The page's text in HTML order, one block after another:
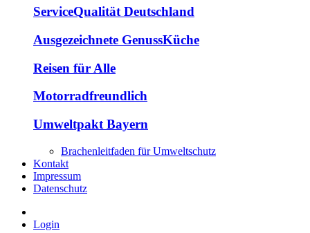
ServiceQualität Deutschland
Ausgezeichnete GenussKüche
Reisen für Alle
Motorradfreundlich
Umweltpakt Bayern
Brachenleitfaden für Umweltschutz
Kontakt
Impressum
Datenschutz
Login